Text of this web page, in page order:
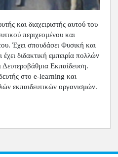
και διαχειριστής αυτού του
περιχεομένου και
Έχει σπουδάσει Φυσική και
διδακτική εμπειρία πολλών
Εκπαίδευση.
στο e-learning και
εκπαιδευτικών οργανισμών.